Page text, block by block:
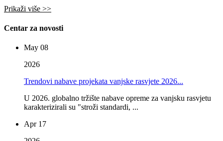
Prikaži više >>
Centar za novosti
May 08
2026
Trendovi nabave projekata vanjske rasvjete 2026...
U 2026. globalno tržište nabave opreme za vanjsku rasvjetu
karakterizirali su "stroži standardi, ...
Apr 17